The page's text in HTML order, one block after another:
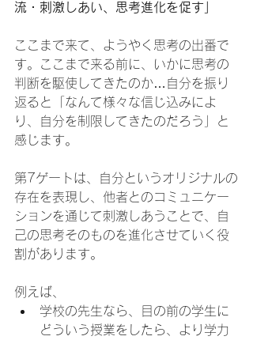
流・刺激しあい、思考進化を促す」
ここまで来て、ようやく思考の出番で
す。ここまで来る前に、いかに思考の
判断を駆使してきたのか…自分を振り
返ると「なんて様々な信じ込みによ
り、自分を制限してきたのだろう」と
感じます。
第7ゲートは、自分というオリジナルの
存在を表現し、他者とのコミュニケー
ションを通じて刺激しあうことで、自
己の思考そのものを進化させていく役
割があります。
例えば、
学校の先生なら、目の前の学生に
どういう授業をしたら、より学力